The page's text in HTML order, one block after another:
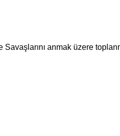
Savaşlarını anmak üzere